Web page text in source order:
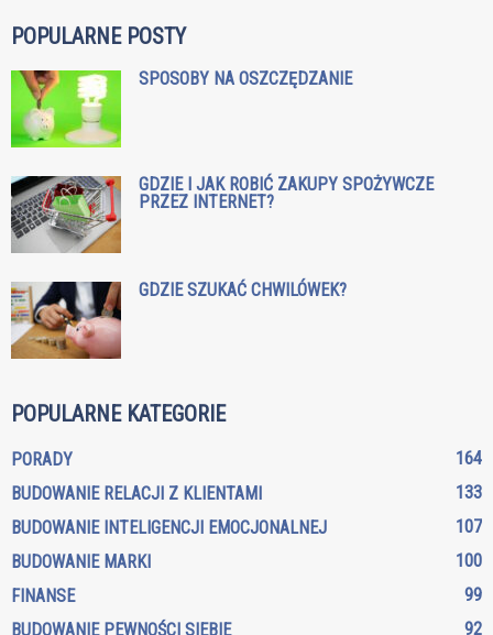
POPULARNE POSTY
SPOSOBY NA OSZCZĘDZANIE
GDZIE I JAK ROBIĆ ZAKUPY SPOŻYWCZE
PRZEZ INTERNET?
GDZIE SZUKAĆ CHWILÓWEK?
POPULARNE KATEGORIE
PORADY
164
BUDOWANIE RELACJI Z KLIENTAMI
133
BUDOWANIE INTELIGENCJI EMOCJONALNEJ
107
BUDOWANIE MARKI
100
FINANSE
99
BUDOWANIE PEWNOŚCI SIEBIE
92